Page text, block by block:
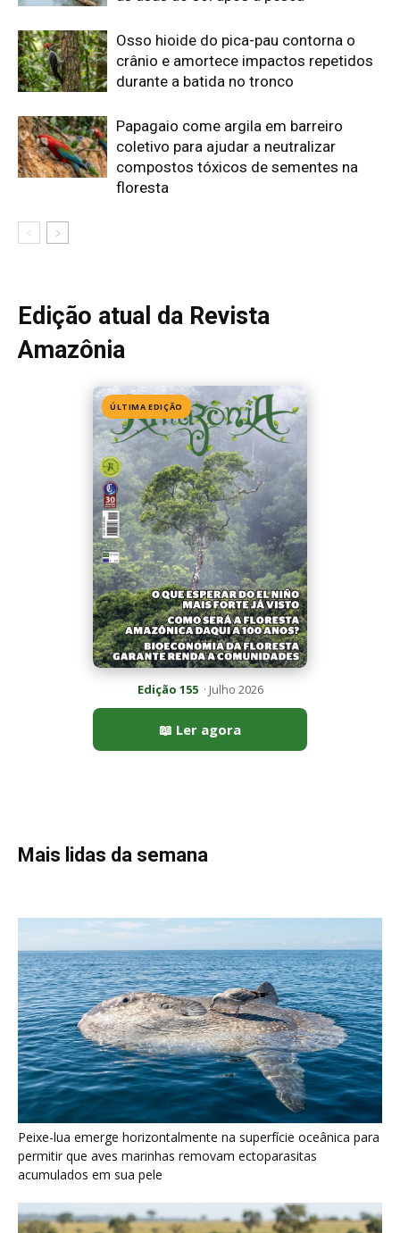
Edição atual da Revista
Amazônia
Edição 155· Julho 2026
📖 Ler agora
Mais lidas da semana
Peixe-lua emerge horizontalmente na superfície oceânica para
permitir que aves marinhas removam ectoparasitas
Seriema utiliza pernas longas e arremessa serpentes contra
rochas para subjugar presas peçonhentas nos campos